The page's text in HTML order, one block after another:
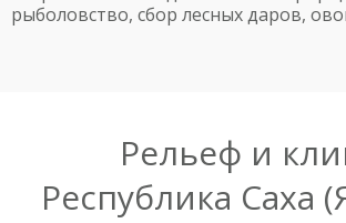
рыболовство, сбор лесных даров,
Рельеф и
Республика Саха